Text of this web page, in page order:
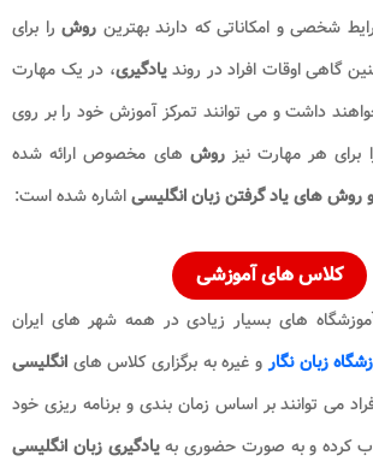
شخصی و امکاناتی که دارند بهترین روش را برای
گاهی اوقات افراد در روندیادگیری، در یک مهارت
داشت و می توانند تمرکز آموزش خود را بر روی
برای هر مهارت نیزروش های مخصوص ارائه شده
روش های یاد گرفتن زبان انگلیسیاشاره شده است:
کلاس های آموزشی
های بسیار زیادی در همه شهر های ایران
زبان نگارو غیره به برگزاری کلاس های انگلیسی
می توانند بر اساس زمان بندی و برنامه ریزی خود
کرده و به صورت حضوری بهیادگیری زبان انگلیسی